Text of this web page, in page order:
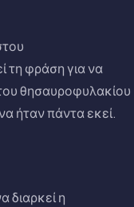
τη φράση για να
θησαυροφυλακίου
ήταν πάντα εκεί.
διαρκεί η